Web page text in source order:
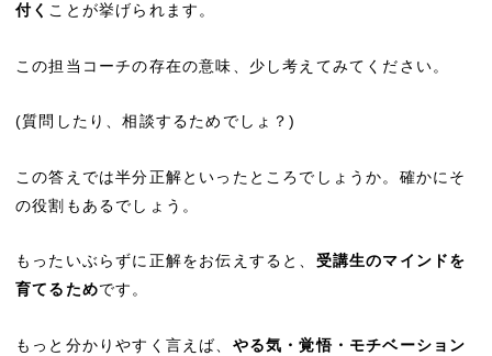
付く ことが挙げられます。
この担当コーチの存在の意味、少し考えてみてください。
(質問したり、相談するためでしょ？)
この答えでは半分正解といったところでしょうか。確かにそ
の役割もあるでしょう。
もったいぶらずに正解をお伝えすると、 受講生のマインドを
育てるためです。
もっと分かりやすく言えば、 やる気・覚悟・モチベーション